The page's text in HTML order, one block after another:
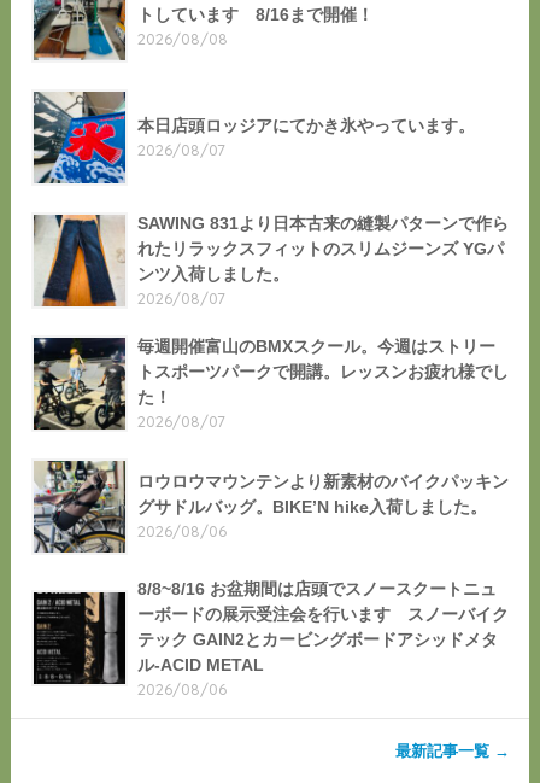
トしています 8/16まで開催！
2026/08/08
本日店頭ロッジアにてかき氷やっています。
2026/08/07
SAWING 831より日本古来の縫製パターンで作ら
れたリラックスフィットのスリムジーンズ YGパ
ンツ入荷しました。
2026/08/07
毎週開催富山のBMXスクール。今週はストリー
トスポーツパークで開講。レッスンお疲れ様でし
た！
2026/08/07
ロウロウマウンテンより新素材のバイクパッキン
グサドルバッグ。BIKE’N hike入荷しました。
2026/08/06
8/8~8/16 お盆期間は店頭でスノースクートニュ
ーボードの展示受注会を行います スノーバイク
テック GAIN2とカービングボードアシッドメタ
ル-ACID METAL
2026/08/06
最新記事一覧 →